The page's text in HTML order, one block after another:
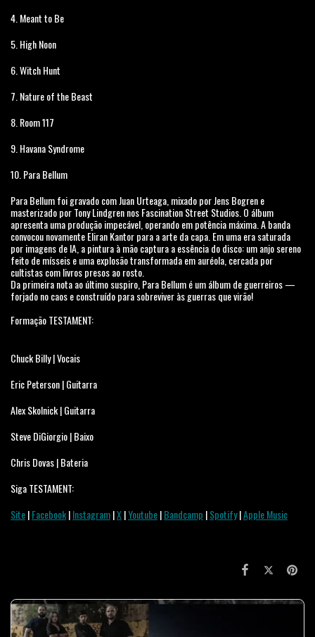
4. Meant to Be
5. High Noon
6. Witch Hunt
7. Nature of the Beast
8. Room 117
9. Havana Syndrome
10. Para Bellum
Para Bellum foi gravado com Juan Urteaga, mixado por Jens Bogren e
masterizado por Tony Lindgren nos Fascination Street Studios. O álbum
apresenta uma produção impecável, operando em potência máxima. A banda
convocou novamente Eliran Kantor para a arte da capa. Em uma era saturada
por imagens de IA, a pintura à mão captura a essência do disco: um anjo sereno
feito de mísseis e uma explosão transformada em auréola, cercada por
cultistas com livros presos ao rosto.
Da primeira nota ao último suspiro, Para Bellum é um álbum de guerreiros —
forjado no caos e construído para sobreviver às guerras que virão!
Formação TESTAMENT:
Chuck Billy | Vocais
Eric Peterson | Guitarra
Alex Skolnick | Guitarra
Steve DiGiorgio | Baixo
Chris Dovas | Bateria
Siga TESTAMENT:
Site|Facebook|Instagram|X|Youtube|Bandcamp |Spotify|Apple Music